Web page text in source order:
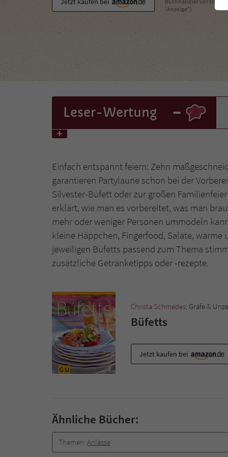
(Anzeige*)
Leser-Wertung -
Einfach entspannt feiern: Zehn
garantieren Partylaune schon bei der
Silvester-Büfett oder zur großen
erklärt, wie man es vorbereitet, was man
mehr oder weniger Personen ummodeln
kleine Häppchen, Fingerfood, Salate,
jeweiligen Büfetts passend zum Thema
zusätzliche Getränketipps oder -rezepte.
Christa Schmedes, Gräfe &
Büfetts
Jetzt kaufen bei
Ähnliche Bücher:
Themen: Anlässe